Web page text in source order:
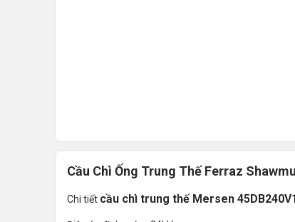
Cầu Chì Ống Trung Thế Ferraz
Chi tiết cầu chì trung thế Mersen